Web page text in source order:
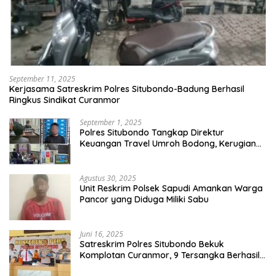
September 11, 2025
Kerjasama Satreskrim Polres Situbondo-Badung Berhasil
Ringkus Sindikat Curanmor
September 1, 2025
Polres Situbondo Tangkap Direktur
Keuangan Travel Umroh Bodong, Kerugian
Agustus 30, 2025
Unit Reskrim Polsek Sapudi Amankan Warga
Pancor yang Diduga Miliki Sabu
Juni 16, 2025
Satreskrim Polres Situbondo Bekuk
Komplotan Curanmor, 9 Tersangka Berhasil